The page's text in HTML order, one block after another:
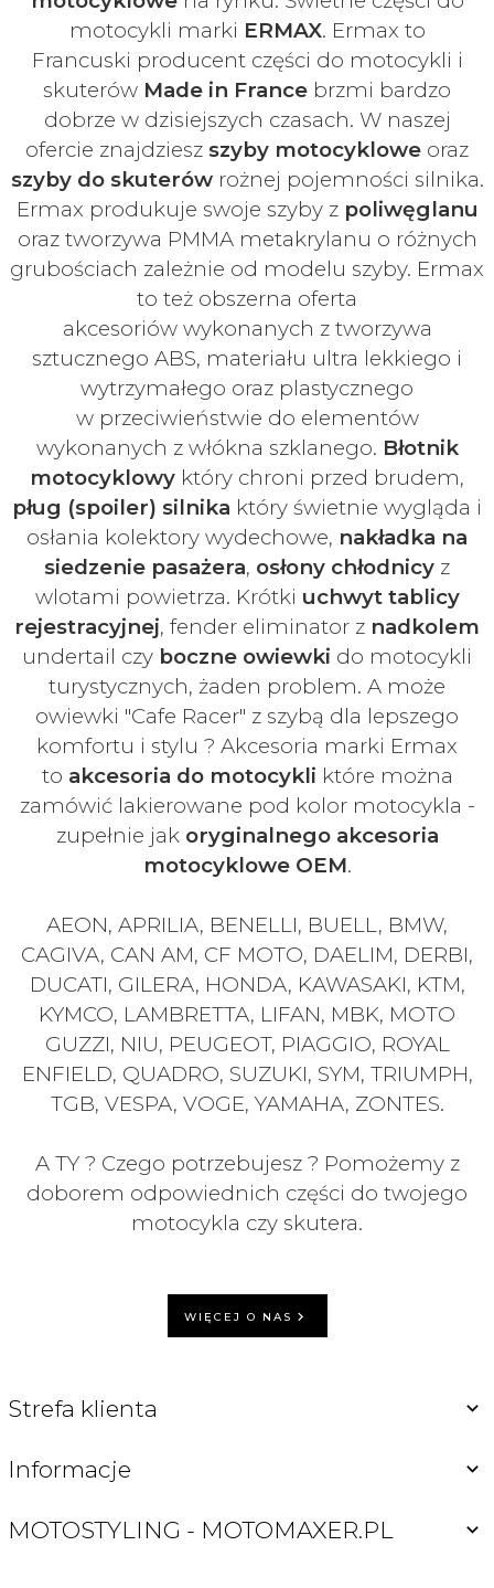
motocykli marki ERMAX. Ermax to
Francuski producent części do motocykli i
skuterów Made in France brzmi bardzo
dobrze w dzisiejszych czasach. W naszej
ofercie znajdziesz szyby motocyklowe oraz
szyby do skuterówrożnej pojemności silnika.
Ermax produkuje swoje szyby z poliwęglanu
oraz tworzywa PMMA metakrylanu o różnych
grubościach zależnie od modelu szyby. Ermax
to też obszerna oferta
akcesoriów wykonanych z tworzywa
sztucznego ABS, materiału ultra lekkiego i
wytrzymałego oraz plastycznego
w przeciwieństwie do elementów
wykonanych z włókna szklanego. Błotnik
motocyklowy który chroni przed brudem,
pług (spoiler) silnika który świetnie wygląda i
osłania kolektory wydechowe, nakładka na
siedzenie pasażera, osłony chłodnicy z
wlotami powietrza. Krótki uchwyt tablicy
rejestracyjnej, fender eliminator z nadkolem
undertail czy boczne owiewki do motocykli
turystycznych, żaden problem. A może
owiewki "Cafe Racer" z szybą dla lepszego
komfortu i stylu ? Akcesoria marki Ermax
to akcesoria do motocykli które można
zamówić lakierowane pod kolor motocykla -
zupełnie jak oryginalnego akcesoria
motocyklowe OEM.
AEON, APRILIA, BENELLI, BUELL, BMW,
CAGIVA, CAN AM, CF MOTO, DAELIM, DERBI,
DUCATI, GILERA, HONDA, KAWASAKI, KTM,
KYMCO, LAMBRETTA, LIFAN, MBK, MOTO
GUZZI, NIU, PEUGEOT, PIAGGIO, ROYAL
ENFIELD, QUADRO, SUZUKI, SYM, TRIUMPH,
TGB, VESPA, VOGE, YAMAHA, ZONTES.
A TY ? Czego potrzebujesz ? Pomożemy z
doborem odpowiednich części do twojego
motocykla czy skutera.
WIĘCEJ O NAS
Strefa klienta
Informacje
MOTOSTYLING - MOTOMAXER.PL